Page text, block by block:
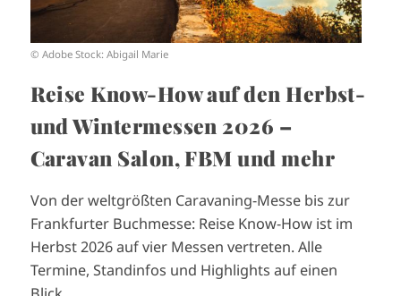
© Adobe Stock: Abigail Marie
Reise Know-How auf den Herbst-
und Wintermessen 2026 –
Caravan Salon, FBM und mehr
Von der weltgrößten Caravaning-Messe bis zur
Frankfurter Buchmesse: Reise Know-How ist im
Herbst 2026 auf vier Messen vertreten. Alle
Termine, Standinfos und Highlights auf einen